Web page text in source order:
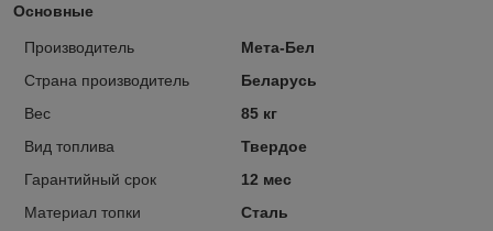
Основные
Производитель
Мета-Бел
Страна производитель
Беларусь
Вес
85 кг
Вид топлива
Твердое
Гарантийный срок
12 мес
Материал топки
Сталь